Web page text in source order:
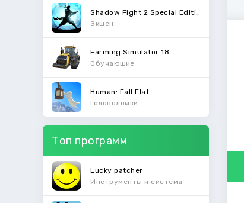
Экшен
Farming Simulator 18
Обучающие
Human: Fall Flat
Головоломки
Топ программ
Lucky patcher
Инструменты и система